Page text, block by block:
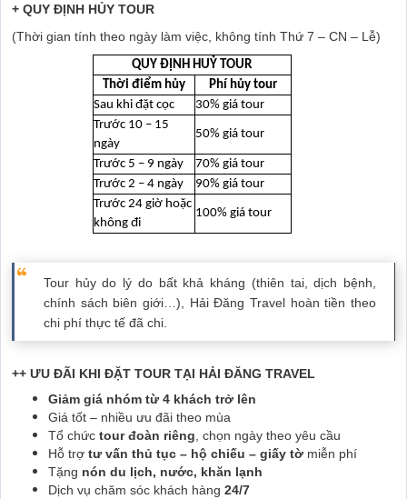
+ QUY ĐỊNH HỦY TOUR
(Thời gian tính theo ngày làm việc, không tính Thứ 7 – CN – Lễ)
QUY ĐỊNH HUỶ TOUR
Thời điểm hủy
Phí hủy tour
Sau khi đặt cọc
30% giá tour
Trước 10 – 15
ngày
50% giá tour
Trước 5 – 9 ngày
70% giá tour
Trước 2 – 4 ngày
90% giá tour
Trước 24 giờ hoặc
không đi
100% giá tour
Tour hủy do lý do bất khả kháng (thiên tai, dịch bệnh,
chính sách biên giới…), Hải Đăng Travel hoàn tiền theo
chi phí thực tế đã chi.
++ ƯU ĐÃI KHI ĐẶT TOUR TẠI HẢI ĐĂNG TRAVEL
Giảm giá nhóm từ 4 khách trở lên
Giá tốt – nhiều ưu đãi theo mùa
Tổ chức tour đoàn riêng , chọn ngày theo yêu cầu
Hỗ trợ tư vấn thủ tục – hộ chiếu – giấy tờ miễn phí
Tặng nón du lịch, nước, khăn lạnh
Dịch vụ chăm sóc khách hàng 24/7